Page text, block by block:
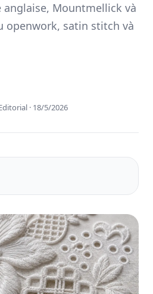
anglaise, Mountmellick và
openwork, satin stitch và
· 18/5/2026